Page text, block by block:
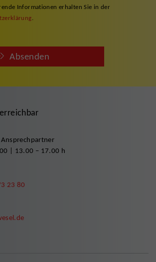
Informationen erhalten Sie in der
.
Absenden
| 13.00 – 17.00 h
23 80